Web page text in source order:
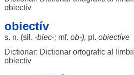
obiectiv
obiectív
s. n. (sil . -biec-;mf. ob-), pl. obiectíve
Dictionar: Dictionar ortografic al
obiectiv